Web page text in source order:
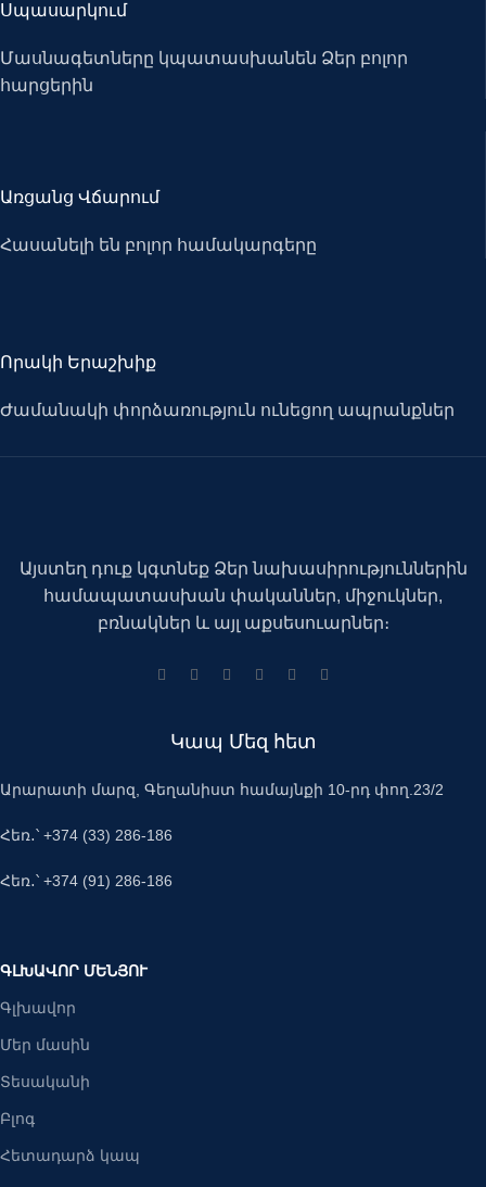
Սպասարկում
Մասնագետները կպատասխանեն Ձեր բոլոր
հարցերին
Առցանց Վճարում
Հասանելի են բոլոր համակարգերը
Որակի Երաշխիք
Ժամանակի փորձառություն ունեցող ապրանքներ
Այստեղ դուք կգտնեք Ձեր նախասիրություններին
համապատասխան փականներ, միջուկներ,
բռնակներ և այլ աքսեսուարներ։
Կապ Մեզ հետ
Արարատի մարզ, Գեղանիստ համայնքի 10-րդ փող.23/2
Հեռ․՝ +374 (33) 286-186
Հեռ․՝ +374 (91) 286-186
ԳԼԽԱՎՈՐ ՄԵՆՅՈՒ
Գլխավոր
Մեր մասին
Տեսականի
Բլոգ
Հետադարձ կապ